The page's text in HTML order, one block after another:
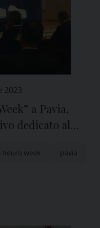
2023
a Pavia,
dedicato al
neuro week pavia